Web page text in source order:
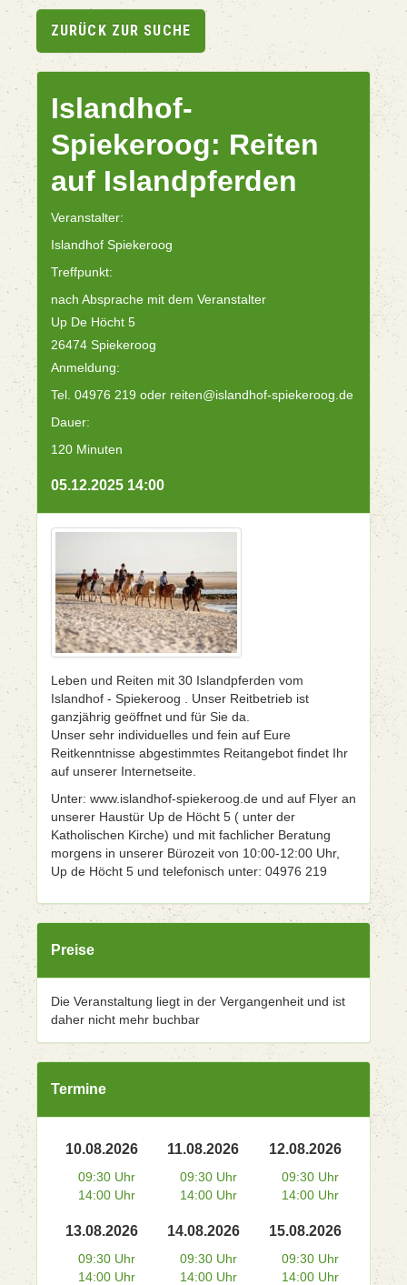
ZURÜCK ZUR SUCHE
Islandhof-
Spiekeroog: Reiten
auf Islandpferden
Veranstalter:
Islandhof Spiekeroog
Treffpunkt:
nach Absprache mit dem Veranstalter
Up De Höcht 5
26474 Spiekeroog
Anmeldung:
Tel. 04976 219 oder reiten@islandhof-spiekeroog.de
Dauer:
120 Minuten
05.12.2025 14:00
Leben und Reiten mit 30 Islandpferden vom
Islandhof - Spiekeroog . Unser Reitbetrieb ist
ganzjährig geöffnet und für Sie da.
Unser sehr individuelles und fein auf Eure
Reitkenntnisse abgestimmtes Reitangebot findet Ihr
auf unserer Internetseite.
Unter: www.islandhof-spiekeroog.de und auf Flyer an
unserer Haustür Up de Höcht 5 ( unter der
Katholischen Kirche) und mit fachlicher Beratung
morgens in unserer Bürozeit von 10:00-12:00 Uhr,
Up de Höcht 5 und telefonisch unter: 04976 219
Preise
Die Veranstaltung liegt in der Vergangenheit und ist
daher nicht mehr buchbar
Termine
10.08.2026
09:30 Uhr
14:00 Uhr
11.08.2026
09:30 Uhr
14:00 Uhr
12.08.2026
09:30 Uhr
14:00 Uhr
13.08.2026
09:30 Uhr
14:00 Uhr
14.08.2026
09:30 Uhr
14:00 Uhr
15.08.2026
09:30 Uhr
14:00 Uhr